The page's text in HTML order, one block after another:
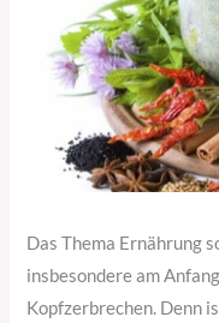
Das Thema Ernährung
insbesondere am
Kopfzerbrechen. Denn